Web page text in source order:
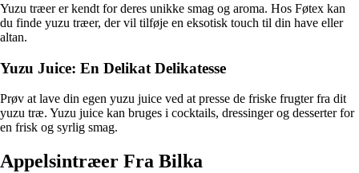
Yuzu træer er kendt for deres unikke smag og aroma. Hos Føtex kan
du finde yuzu træer, der vil tilføje en eksotisk touch til din have eller
altan.
Yuzu Juice: En Delikat Delikatesse
Prøv at lave din egen yuzu juice ved at presse de friske frugter fra dit
yuzu træ. Yuzu juice kan bruges i cocktails, dressinger og desserter for
en frisk og syrlig smag.
Appelsintræer Fra Bilka